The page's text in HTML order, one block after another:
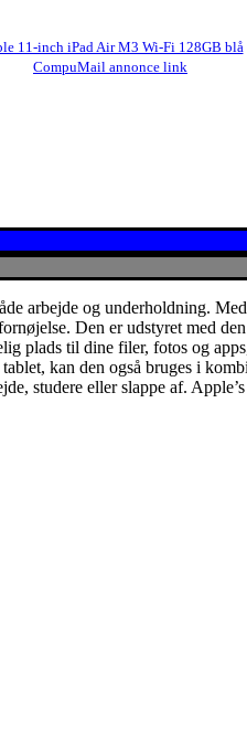
11-inch iPad Air M3 Wi-Fi 128GB blå
CompuMail annonce link
arbejde og underholdning.
Den er udstyret med
plads til dine filer, fotos og
kan den også bruges i
studere eller slappe af.